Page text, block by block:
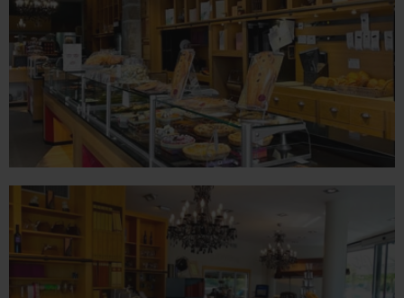
ROMANS
78 place Jean Jaurès - 26100 Romans sur Isère
Tél. 04 75 02 26 80